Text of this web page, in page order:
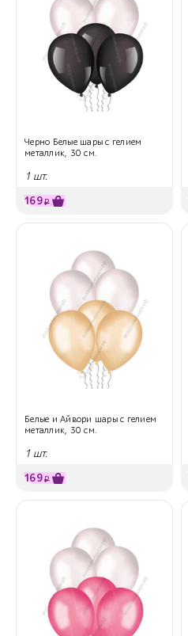
Черно Белые шары с гелием
металлик, 30 см.
1 шт.
169₽
Белые и Айвори шары с гелием
металлик, 30 см.
1 шт.
169₽